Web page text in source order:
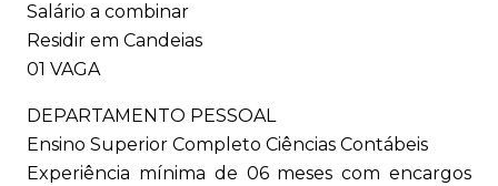
Salário a combinar
Residir em Candeias
01 VAGA
DEPARTAMENTO PESSOAL
Ensino Superior Completo Ciências Contábeis
Experiência mínima de 06 meses com encargos